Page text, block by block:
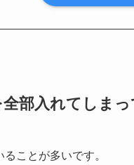
部入れてしま
ことが多いです。